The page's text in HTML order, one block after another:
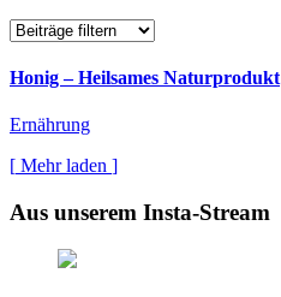
Honig – Heilsames Naturprodukt
Ernährung
[ Mehr laden ]
Aus unserem Insta-Stream